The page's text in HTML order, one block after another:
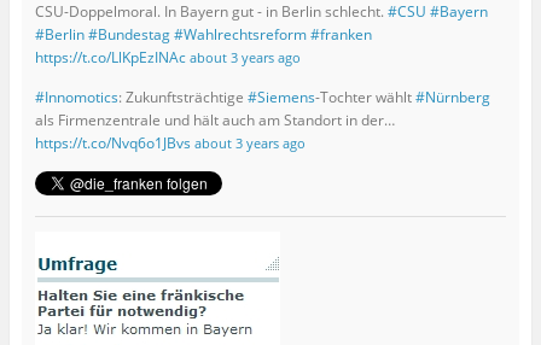
CSU-Doppelmoral. In Bayern gut - in Berlin schlecht. #CSU #Bayern
#Berlin #Bundestag #Wahlrechtsreform #franken
https://t.co/LlKpEzINAc about 3 years ago
#Innomotics: Zukunftsträchtige #Siemens-Tochter wählt#Nürnberg
als Firmenzentrale und hält auch am Standort in der…
https://t.co/Nvq6o1JBvs about 3 years ago